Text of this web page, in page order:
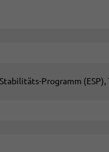
Programm (ESP),